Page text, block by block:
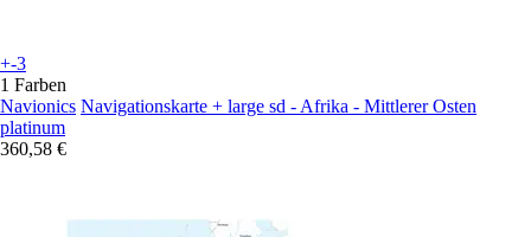
+-3
1 Farben
Navionics Navigationskarte + large sd - Afrika - Mittlerer Osten
platinum
360,58 €